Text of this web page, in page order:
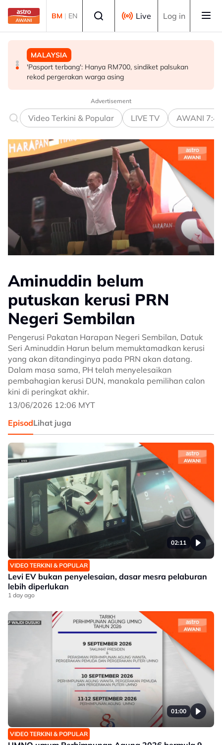
Skip to main content
BM | EN Live Log in
DUNIA
7 maut, 15 cedera dalam insiden tembakan di sekolah
Thailand
MALAYSIA
LHDN mula siasatan terhadap individu dikenal pasti
dalam RCI Tabung Haji
MALAYSIA
'Pasport terbang': Hanya RM700, sindiket palsukan
rekod pergerakan warga asing
Advertisement
Video Terkini & Popular LIVE TV AWANI
Aminuddin belum
putuskan kerusi PRN
Negeri Sembilan
Pengerusi Pakatan Harapan Negeri Sembilan, Datuk
Seri Aminuddin Harun belum memuktamadkan kerusi
yang akan ditandinginya pada PRN akan datang.
Dalam masa sama, PH telah menyelesaikan
pembahagian kerusi DUN, manakala pemilihan calon
kini di peringkat akhir.
13/06/2026 12:06 MYT
EpisodLihat juga
02:11
VIDEO TERKINI & POPULAR
Levi EV bukan penyelesaian, dasar mesra pelaburan
lebih diperlukan
1 day ago
01:00
VIDEO TERKINI & POPULAR